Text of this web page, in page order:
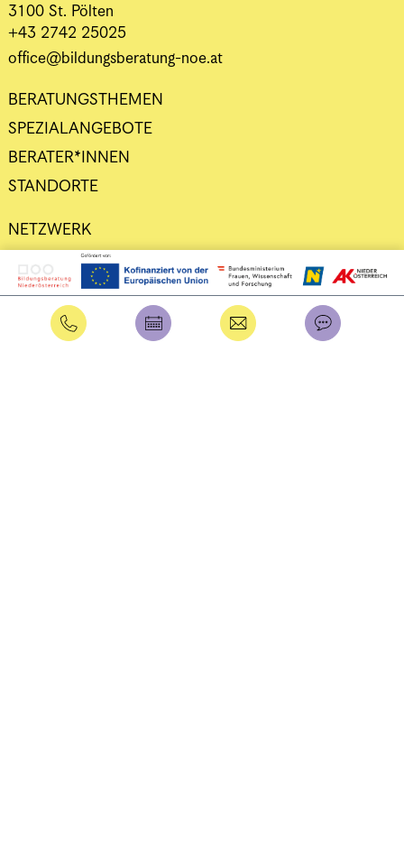
3100 St. Pölten
+43 2742 25025
office@bildungsberatung-noe.at
BERATUNGSTHEMEN
SPEZIALANGEBOTE
BERATER*INNEN
STANDORTE
NETZWERK
DATENSCHUTZ
IMPRESSUM